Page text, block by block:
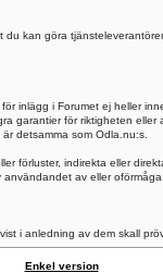
kan göra
inlägg i Forumet ej heller
garantier för riktigheten eller
detsamma som Odla.nu:s.
förluster, indirekta eller
av eller
i anledning av dem skall
Enkel version